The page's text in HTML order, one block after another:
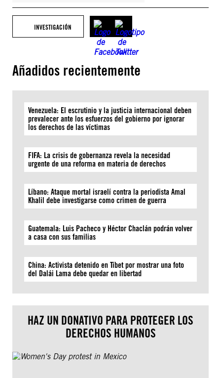
INVESTIGACIÓN
Añadidos recientemente
Venezuela: El escrutinio y la justicia internacional deben
prevalecer ante los esfuerzos del gobierno por ignorar
los derechos de las víctimas
FIFA: La crisis de gobernanza revela la necesidad
urgente de una reforma en materia de derechos
Líbano: Ataque mortal israelí contra la periodista Amal
Khalil debe investigarse como crimen de guerra
Guatemala: Luis Pacheco y Héctor Chaclán podrán volver
a casa con sus familias
China: Activista detenido en Tíbet por mostrar una foto
del Dalái Lama debe quedar en libertad
HAZ UN DONATIVO PARA PROTEGER LOS
DERECHOS HUMANOS